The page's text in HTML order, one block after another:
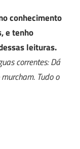
conhecimento
e tenho
leituras.
correntes: Dá
Tudo o